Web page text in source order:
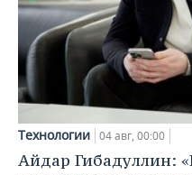
Технологии 04 авг, 00:00
Айдар Гибадуллин: